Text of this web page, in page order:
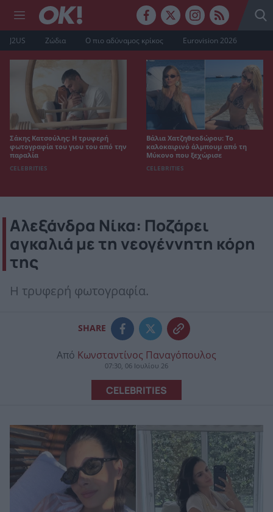
J2US Ζώδια Ο πιο αδύναμος κρίκος Eurovision 2026
Σάκης Κατσούλης: Η τρυφερή
φωτογραφία του γιου του από την
παραλία
CELEBRITIES
Βάλια Χατζηθεοδώρου: Το
καλοκαιρινό άλμπουμ από τη
Μύκονο που ξεχώρισε
CELEBRITIES
Αλεξάνδρα Νίκα: Ποζάρει
αγκαλιά με τη νεογέννητη κόρη
της
Η τρυφερή φωτογραφία.
SHARE
Από Κωνσταντίνος Παναγόπουλος
07:30, 06 Ιουλίου 26
CELEBRITIES